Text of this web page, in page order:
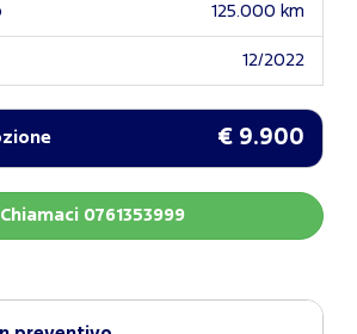
125.000 km
12/2022
€ 9.900
Chiamaci 0761353999